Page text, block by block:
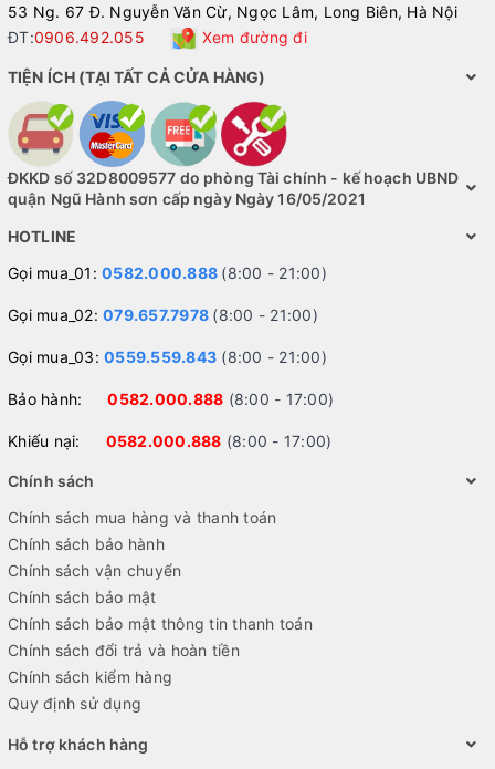
53 Ng. 67 Đ. Nguyễn Văn Cừ, Ngọc Lâm, Long Biên, Hà Nội
ĐT:0906.492.055 Xem đường đi
TIỆN ÍCH (TẠI TẤT CẢ CỬA HÀNG)
ĐKKD số 32D8009577 do phòng Tài chính - kế hoạch UBND
quận Ngũ Hành sơn cấp ngày Ngày 16/05/2021
HOTLINE
Gọi mua_01: 0582.000.888 (8:00 - 21:00)
Gọi mua_02: 079.657.7978 (8:00 - 21:00)
Gọi mua_03: 0559.559.843 (8:00 - 21:00)
Bảo hành:0582.000.888 (8:00 - 17:00)
Khiếu nại: 0582.000.888 (8:00 - 17:00)
Chính sách
Chính sách mua hàng và thanh toán
Chính sách bảo hành
Chính sách vận chuyển
Chính sách bảo mật
Chính sách bảo mật thông tin thanh toán
Chính sách đổi trả và hoàn tiền
Chính sách kiểm hàng
Quy định sử dụng
Hỗ trợ khách hàng